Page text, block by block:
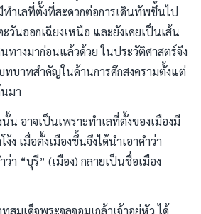
ทำเลที่ตั้งที่สะดวกต่อการเดินทัพขึ้นไป
วันออกเฉียงเหนือ และยังเคยเป็นเส้น
ทางมาก่อนแล้วด้วย ในประวัติศาสตร์จึง
ทบาทสำคัญในด้านการศึกสงครามตั้งแต่
มา
น อาจเป็นเพราะทำเลที่ตั้งของเมืองมี
ง เมื่อตั้งเมืองขึ้นจึงได้นำเอาคำว่า
ว่า “บุรี” (เมือง) กลายเป็นชื่อเมือง
มเด็จพระจุลจอมเกล้าเจ้าอยู่หัว ได้